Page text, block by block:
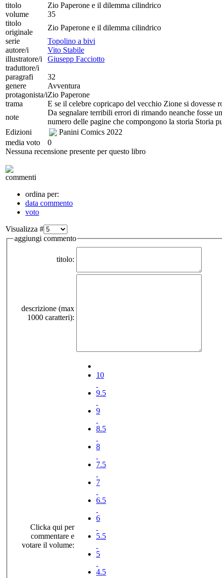
titolo
Zio Paperone e il dilemma cilindrico
volume
35
titolo
originale
Zio Paperone e il dilemma cilindrico
serie
Topolino a bivi
autore/i
Vito Stabile
illustratore/i
Giusepp Facciotto
traduttore/i
paragrafi
32
genere
Avventura
protagonista/iZio Paperone
trama
E se il celebre copricapo del vecchio Zione si
note
Da segnalare terribili errori di rimando neanche fosse
numero delle pagine che compongono la storia Storia
Edizioni
Panini Comics 2022
media voto
0
Nessuna recensione presente per questo libro
commenti
ordina per:
data commento
voto
Visualizza #
aggiungi commento
titolo:
descrizione (max
1000 caratteri):
Clicka qui per
commentare e
votare il volume:
10
9.5
9
8.5
8
7.5
7
6.5
6
5.5
5
4.5